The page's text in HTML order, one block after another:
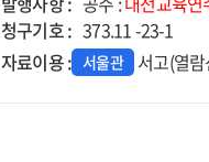
청구기호 : 373.11 -23-1
자료이용 : 서울관 서고(열